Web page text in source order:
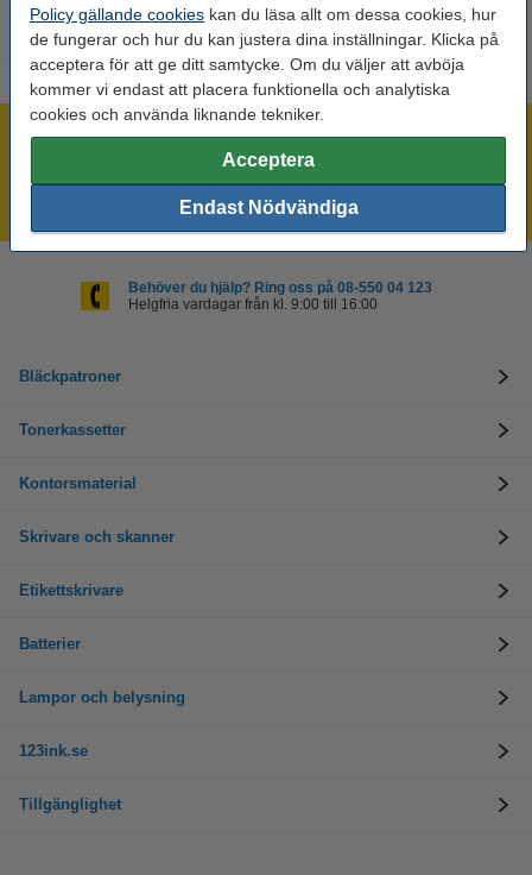
Policy gällande cookies kan du läsa allt om dessa cookies, hur
de fungerar och hur du kan justera dina inställningar. Klicka på
acceptera för att ge ditt samtycke. Om du väljer att avböja
kommer vi endast att placera funktionella och analytiska
cookies och använda liknande tekniker.
Acceptera
Endast Nödvändiga
Mer än 300.000 kunder!
Beställ innan 16:00 så skickar vi idag!
Behöver du hjälp? Ring oss på 08-550 04 123
Helgfria vardagar från kl. 9:00 till 16:00
Bläckpatroner
Tonerkassetter
Kontorsmaterial
Skrivare och skanner
Etikettskrivare
Batterier
Lampor och belysning
123ink.se
Tillgänglighet